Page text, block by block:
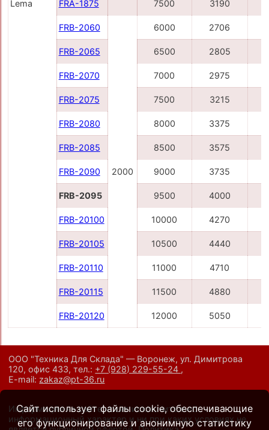
Lema FRA-1875 7500 3190
FRB-2060
2000
6000 2706
FRB-2065 6500 2805
FRB-2070 7000 2975
FRB-2075 7500 3215
FRB-2080 8000 3375
FRB-2085 8500 3575
FRB-2090 9000 3735
FRB-2095 9500 4000
FRB-20100 10000 4270
FRB-20105 10500 4440
FRB-20110 11000 4710
FRB-20115 11500 4880
FRB-20120 12000 5050
ООО "Техника Для Склада" — Воронеж, ул. Димитрова
120, офис 433,тел.: +7 (928) 229-55-24 ,
E-mail: zakaz@pt-36.ru
Информация на сайте носит исключительно
информационный характер и ни при каких условиях не
Сайт использует файлы cookie, обеспечивающие
его функционирование и анонимную статистику